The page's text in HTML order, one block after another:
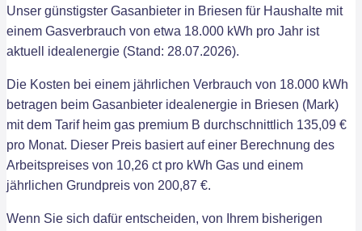
Unser günstigster Gasanbieter in Briesen für Haushalte mit
einem Gasverbrauch von etwa 18.000 kWh pro Jahr ist
aktuell idealenergie (Stand: 28.07.2026).
Die Kosten bei einem jährlichen Verbrauch von 18.000 kWh
betragen beim Gasanbieter idealenergie in Briesen (Mark)
mit dem Tarif heim gas premium B durchschnittlich 135,09 €
pro Monat. Dieser Preis basiert auf einer Berechnung des
Arbeitspreises von 10,26 ct pro kWh Gas und einem
jährlichen Grundpreis von 200,87 €.
Wenn Sie sich dafür entscheiden, von Ihrem bisherigen